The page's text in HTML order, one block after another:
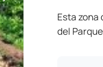
Esta
del